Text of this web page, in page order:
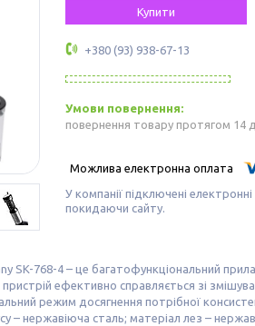
Купити
+380 (93) 938-67-13
повернення товару протягом 14
У компанії підключені
покидаючи сайту.
SK-768-4 – це багатофункціональний
ефективно справляється зі
режим досягнення потрібної
– нержавіюча сталь; матеріал лез –